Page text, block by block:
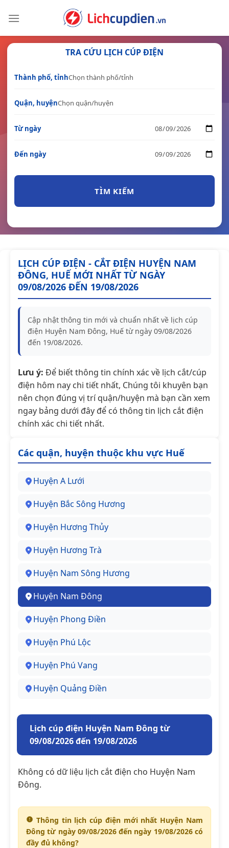
TRA CỨU LỊCH CÚP ĐIỆN
Thành phố, tỉnh
Quận, huyện
Từ ngày
Đến ngày
TÌM KIẾM
LỊCH CÚP ĐIỆN - CẮT ĐIỆN HUYỆN NAM
ĐÔNG, HUẾ MỚI NHẤT TỪ NGÀY
09/08/2026 ĐẾN 19/08/2026
Cập nhật thông tin mới và chuẩn nhất về lịch cúp
điện Huyện Nam Đông, Huế từ ngày 09/08/2026
đến 19/08/2026.
Lưu ý: Để biết thông tin chính xác về lịch cắt/cúp
điện hôm nay chi tiết nhất, Chúng tôi khuyên bạn
nên chọn đúng vị trí quận/huyện mà bạn cần xem
ngay bảng dưới đây để có thông tin lịch cắt điện
chính xác chi tiết nhất.
Các quận, huyện thuộc khu vực Huế
Huyện A Lưới
Huyện Bắc Sông Hương
Huyện Hương Thủy
Huyện Hương Trà
Huyện Nam Sông Hương
Huyện Nam Đông
Huyện Phong Điền
Huyện Phú Lộc
Huyện Phú Vang
Huyện Quảng Điền
Lịch cúp điện Huyện Nam Đông từ
09/08/2026 đến 19/08/2026
Không có dữ liệu lịch cắt điện cho Huyện Nam
Đông.
Thông tin lịch cúp điện mới nhất Huyện Nam
Đông từ ngày 09/08/2026 đến ngày 19/08/2026 có
đầy đủ không?